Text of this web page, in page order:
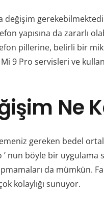
yapısına da
pillerine, belirli bir
9 Pro servisleri ve
Ne
gereken bedel
’ nun böyle bir uygulama
da mümkün.
kolaylığı sunuyor.